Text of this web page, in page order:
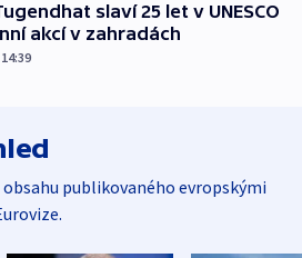
slaví 25 let v UNESCO
akcí v zahradách
obsahu publikovaného evropskými